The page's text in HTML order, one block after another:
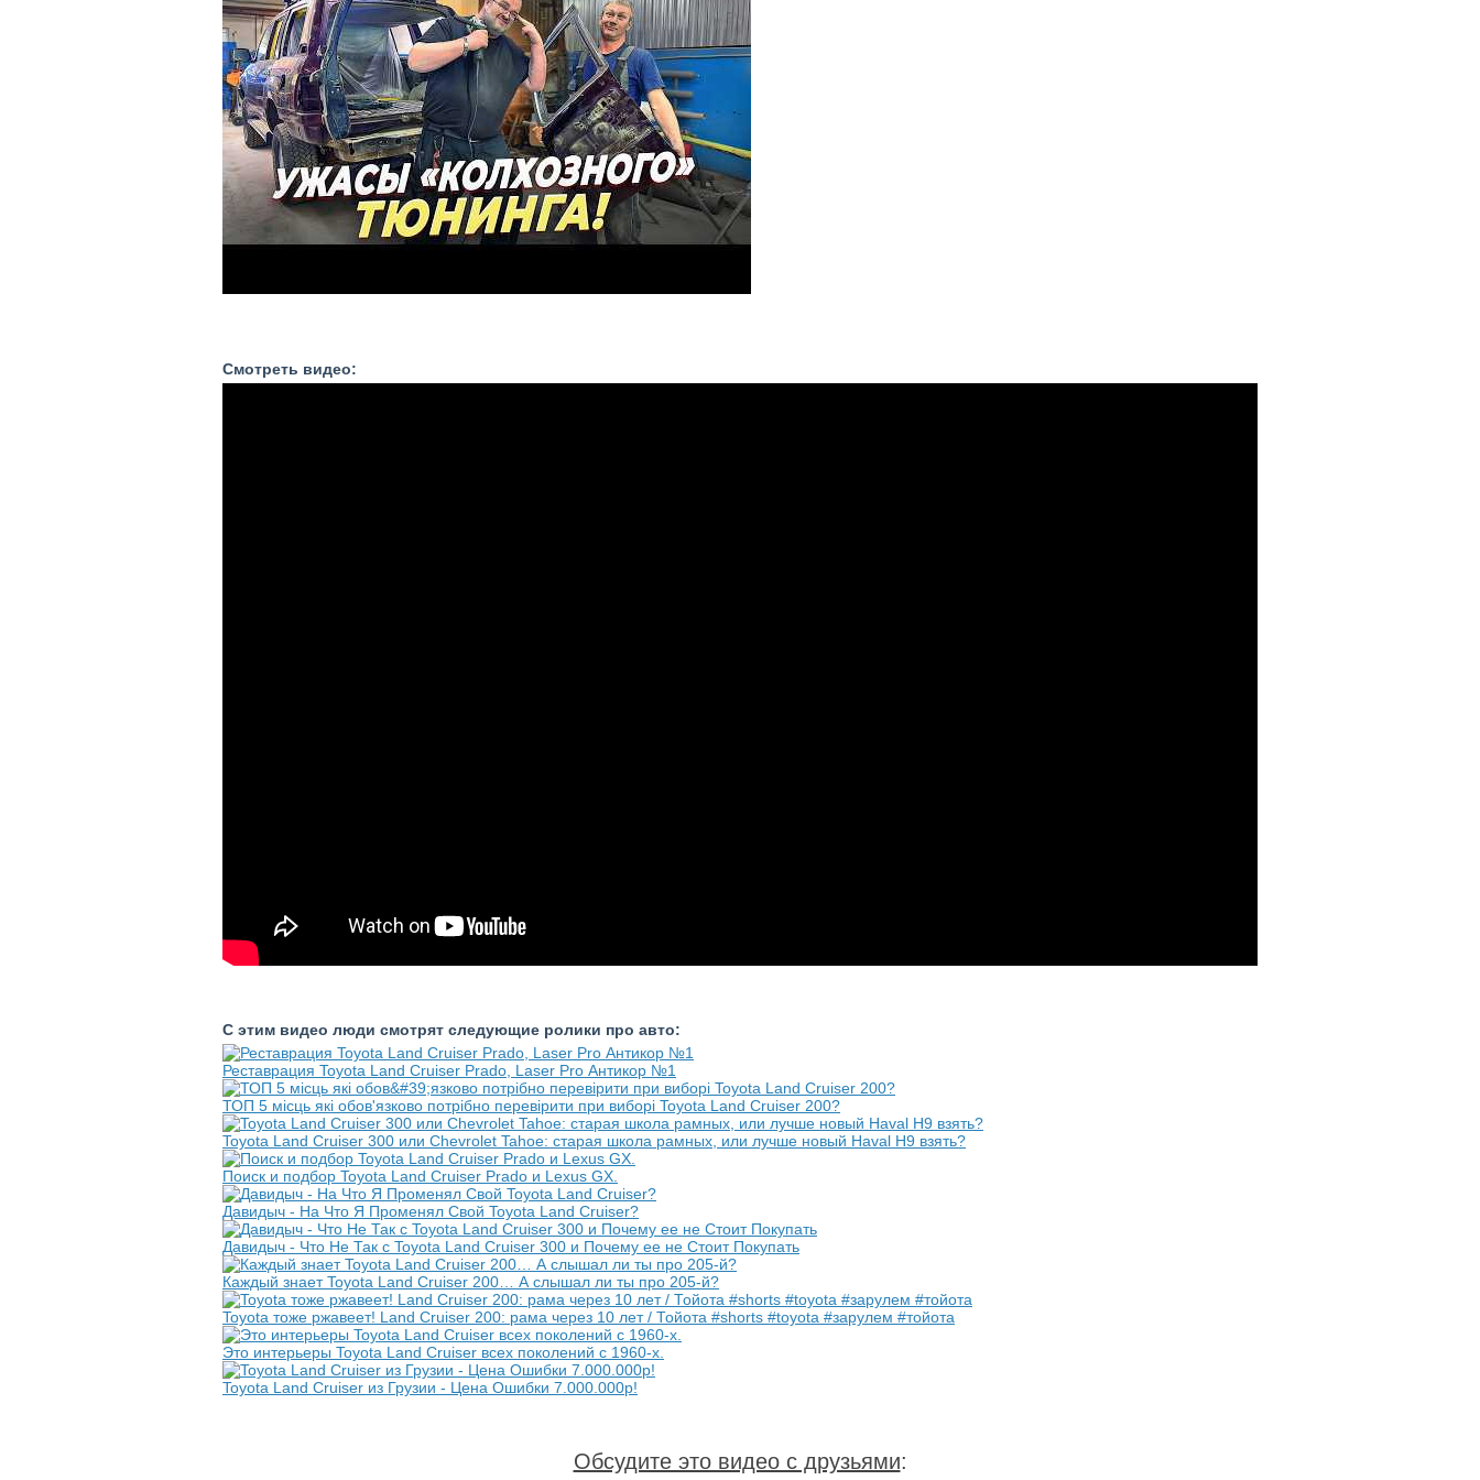
Смотреть видео:
С этим видео люди смотрят следующие ролики про авто:
Реставрация Toyota Land Cruiser Prado, Laser Pro Антикор №1
ТОП 5 місць які обов'язково потрібно перевірити при виборі Toyota Land Cruiser 200?
Toyota Land Cruiser 300 или Chevrolet Tahoe: старая школа рамных, или лучше новый Haval H9 взять?
Поиск и подбор Toyota Land Cruiser Prado и Lexus GX.
Давидыч - На Что Я Променял Свой Toyota Land Cruiser?
Давидыч - Что Не Так с Toyota Land Cruiser 300 и Почему ее не Стоит Покупать
Каждый знает Toyota Land Cruiser 200… А слышал ли ты про 205-й?
Toyota тоже ржавеет! Land Cruiser 200: рама через 10 лет / Тойота #shorts #toyota #зарулем #тойота
Это интерьеры Toyota Land Cruiser всех поколений с 1960-х.
Toyota Land Cruiser из Грузии - Цена Ошибки 7.000.000р!
Обсудите это видео с друзьями: